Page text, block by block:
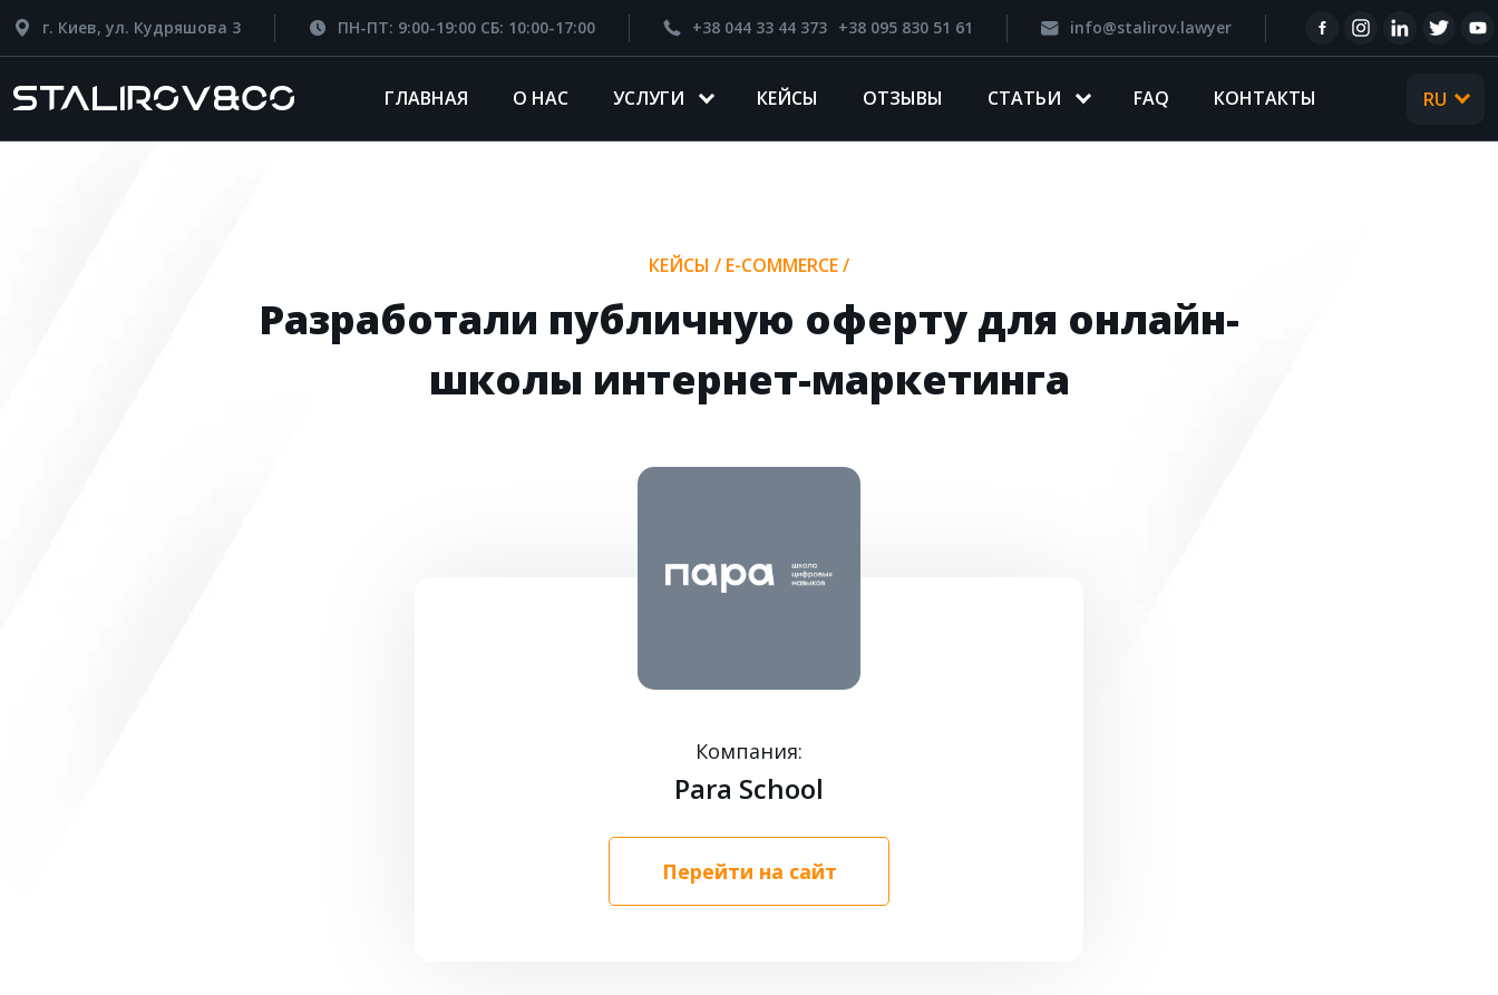
г. Киев, ул. Кудряшова 3 ПН-ПТ: 9:00-19:00 СБ: 10:00-17:00 +38 044 33 44 373 +38 095 830 51 61 info@stalirov.lawyer
ГЛАВНАЯ О НАС УСЛУГИ КЕЙСЫ ОТЗЫВЫ CТАТЬИ FAQ КОНТАКТЫ RU
UA
КЕЙСЫ / E-COMMERCE/
Разработали публичную оферту для онлайн-
школы интернет-маркетинга
Компания:
Para School
Перейти на сайт